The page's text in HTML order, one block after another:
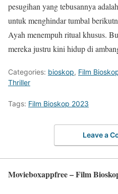
pesugihan yang tebusannya
untuk menghindar tumbal
Ayah menempuh ritual khusus.
mereka justru kini hidup di
Categories: bioskop, Film
Thriller
Tags: Film Bioskop 2023
Leave a
Movieboxappfree – Film